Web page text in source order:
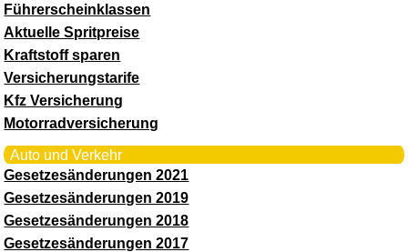
Führerscheinklassen
Aktuelle Spritpreise
Kraftstoff sparen
Versicherungstarife
Kfz Versicherung
Motorradversicherung
Auto und Verkehr
Gesetzesänderungen 2021
Gesetzesänderungen 2019
Gesetzesänderungen 2018
Gesetzesänderungen 2017